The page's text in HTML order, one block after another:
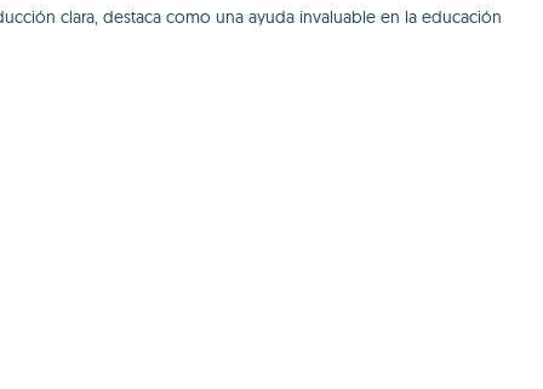
clara, destaca como una ayuda invaluable en la educación